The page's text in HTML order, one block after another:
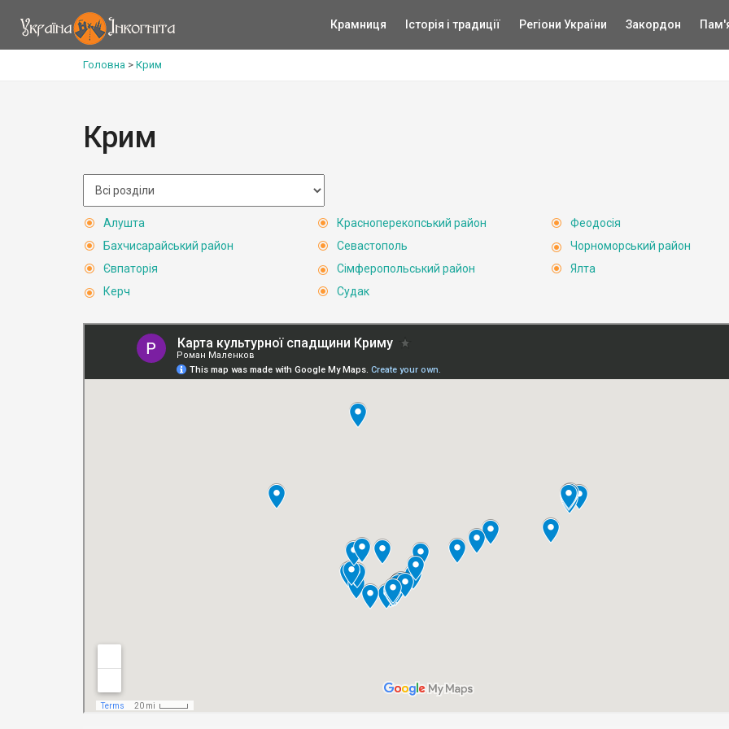
Крамниця Історія і традиції Регіони України Закордон
Головна > Крим
Крим
Алушта
Бахчисарайський район
Євпаторія
Керч
Красноперекопський район
Севастополь
Сімферопольський район
Судак
Феодосія
Чорноморський район
Ялта